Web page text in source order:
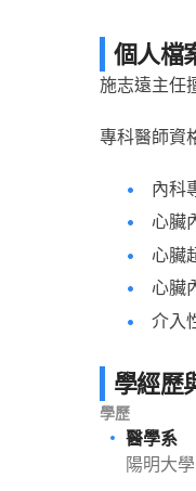
個人檔
施志遠主任
專科醫師資
內科
心臟
心臟
心臟
介入
學經歷
學歷
醫學系
陽明大學